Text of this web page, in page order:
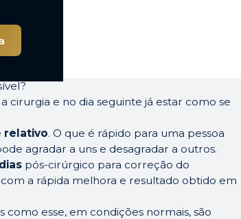
com
cirurgia e no dia seguinte já estar como se
relativo. O que é rápido para uma pessoa
agradar a uns e desagradar a outros.
pós-cirúrgico para correção do
a rápida melhora e resultado obtido em
como esse, em condições normais, são